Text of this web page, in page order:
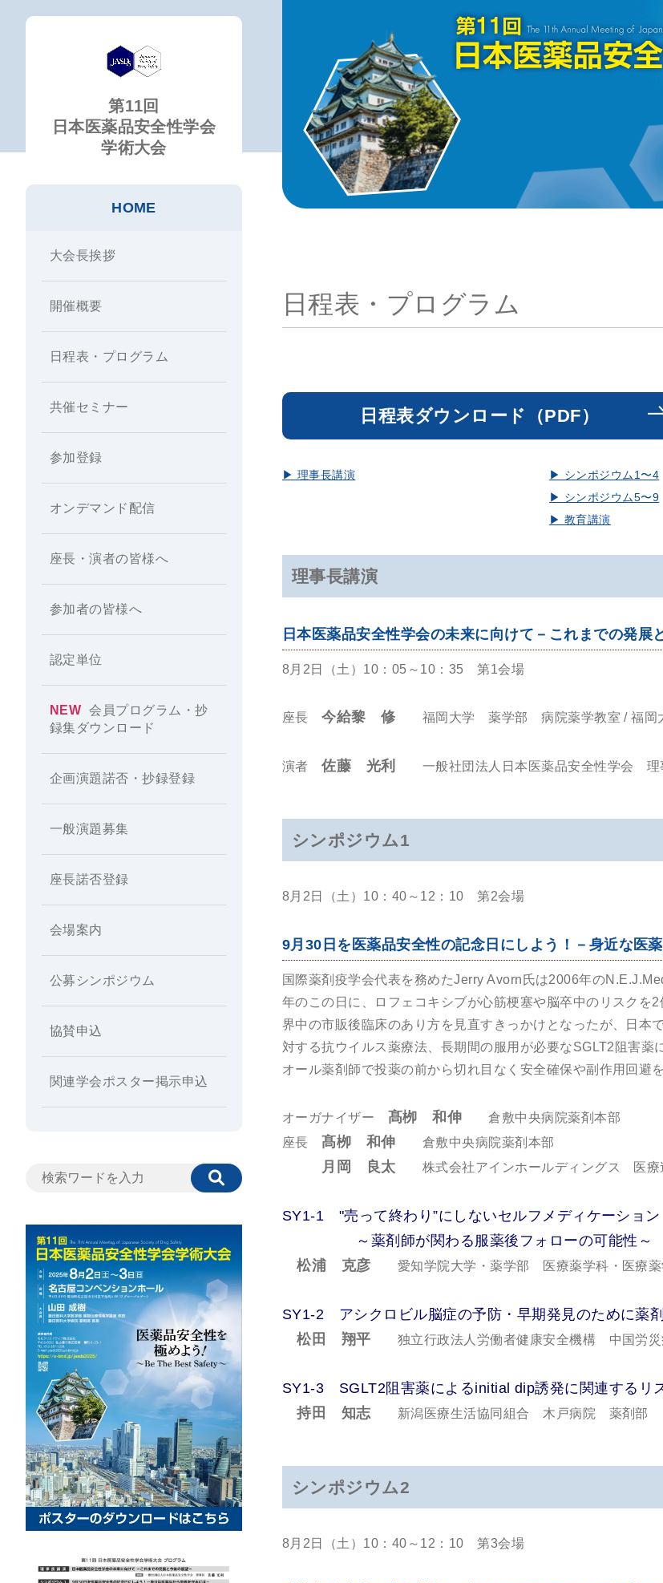
第11回
日本医薬品安全性学会
学術大会
HOME
大会長挨拶
開催概要
日程表・プログラム
共催セミナー
参加登録
オンデマンド配信
座長・演者の皆様へ
参加者の皆様へ
認定単位
NEW
会員プログラム・抄
録集ダウンロード
企画演題諾否・抄録登録
一般演題募集
座長諾否登録
会場案内
公募シンポジウム
協賛申込
関連学会ポスター掲示申込
日程表・プログラム
日程表ダウンロード（PDF）
▶︎ 理事長講演
▶︎ シンポジウム1〜4
▶︎ シンポジウム5〜9
▶︎ 教育講演
理事長講演
日本医薬品安全性学会の未来に向けて－これまでの発展
8月2日（土）10：05～10：35 第1会場
座長今給黎 修 福岡大学 薬学部 病院薬学教室 / 福岡
演者佐藤 光利 一般社団法人日本医薬品安全性学会 理
シンポジウム1
8月2日（土）10：40～12：10 第2会場
9月30日を医薬品安全性の記念日にしよう！－身近な医
国際薬剤疫学会代表を務めたJerry Avorn氏は2006年の
年のこの日に、ロフェコキシブが心筋梗塞や脳卒中のリスク
界中の市販後臨床のあり方を見直すきっかけとなったが、日
対する抗ウイルス薬療法、長期間の服用が必要なSGLT2阻害薬
オール薬剤師で投薬の前から切れ目なく安全確保や副作用回避
オーガナイザー 髙栁 和伸 倉敷中央病院薬剤本部
座長 髙栁 和伸 倉敷中央病院薬剤本部
月岡 良太 株式会社アインホールディングス 医療
SY1-1 "売って終わり”にしないセルフメディケーション
～薬剤師が関わる服薬後フォローの可能性～
松浦 克彦 愛知学院大学・薬学部 医療薬学科・医療薬
SY1-2 アシクロビル脳症の予防・早期発見のために薬
松田 翔平 独立行政法人労働者健康安全機構 中国労
SY1-3 SGLT2阻害薬によるinitial dip誘発に関連するリ
持田 知志 新潟医療生活協同組合 木戸病院 薬剤部
シンポジウム2
8月2日（土）10：40～12：10 第3会場